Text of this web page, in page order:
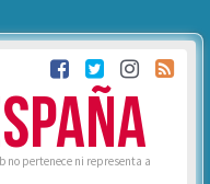
no pertenece ni representa a